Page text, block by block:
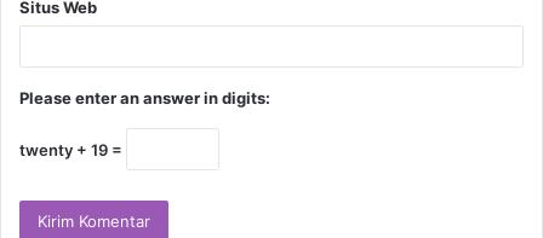
Situs Web
Please enter an answer in digits:
twenty + 19 =